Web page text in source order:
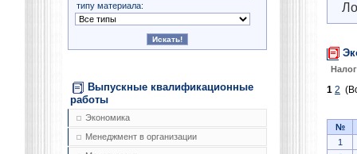
типу материала:
Выпускные квалификационные
работы
Экономика
Менеджмент в организации
1 2
№
1